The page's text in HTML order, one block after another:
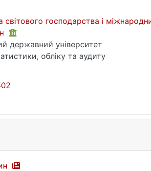
світового господарства і
державний університет
обліку та аудиту